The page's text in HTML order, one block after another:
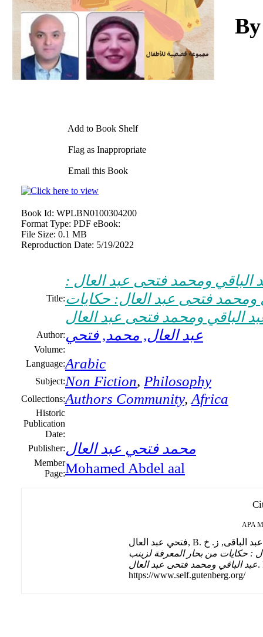
Add to Book Shelf
Flag as Inappropriate
Email this Book
Book Id: WPLBN0100304200
Format Type: PDF eBook:
File Size: 0.1 MB
Reproduction Date: 5/19/2022
Title:
الباقي ومحمد فتحى عبد العال :
ومحمد فتحى عبد العال: حكايات
الباقي ومحمد فتحى عبد العال
Author:عبد العال, محمد, فتحي
Volume:
Language:Arabic
Subject:Non Fiction, Philosophy
Collections:Authors Community,Africa
Historic
Publication
Date:
Publisher:محمد فتحي عبد العال
Member
Page:Mohamed Abdel aal
APA
: حكايات من بحار المعرفة لزينب
عبد الباقي ومحمد فتحى عبد العال.
https://www.self.gutenberg.org/